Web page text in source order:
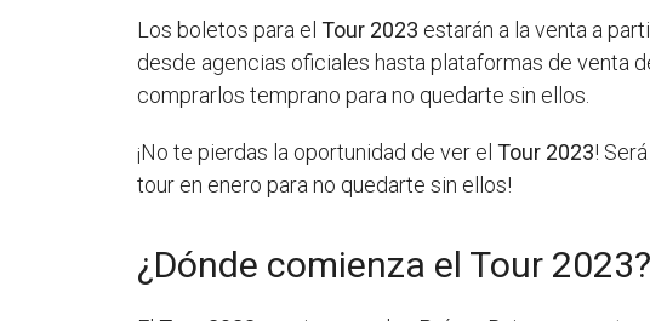
Los boletos para elTour 2023 estarán a la venta a
desde agencias oficiales hasta plataformas de venta
comprarlos temprano para no quedarte sin ellos.
¡No te pierdas la oportunidad de ver elTour 2023!
tour en enero para no quedarte sin ellos!
¿Dónde comienza el Tour 2023?